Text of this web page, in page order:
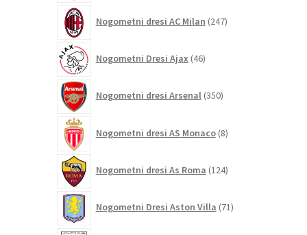
Nogometni dresi AC Milan 247izdelkov
Nogometni Dresi Ajax 46izdelkov
Nogometni dresi Arsenal 350izdelkov
Nogometni dresi AS Monaco 8izdelkov
Nogometni dresi As Roma 124izdelkov
Nogometni Dresi Aston Villa 71izdelkov